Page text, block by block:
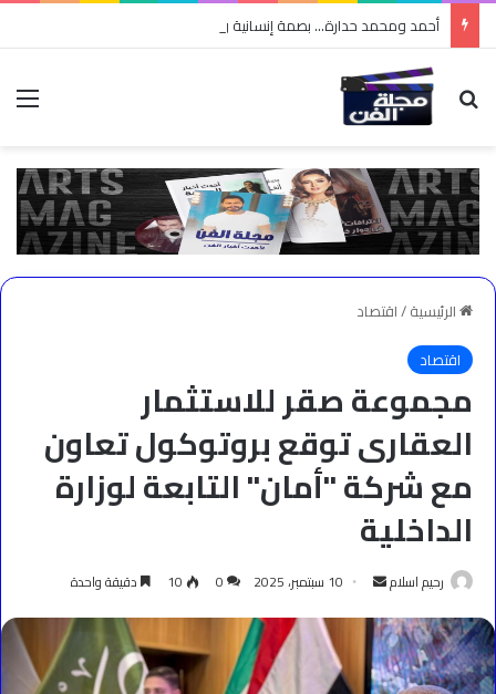
بحث عن
الرئيسية/اقتصاد
اقتصاد
مجموعة صقر للاستثمار
العقارى توقع بروتوكول تعاون
مع شركة "أمان" التابعة لوزارة
الداخلية
رحيم اسلام
أرسل
إلكترونيا
10 سبتمبر، 2025 0
10 دقيقة واحدة